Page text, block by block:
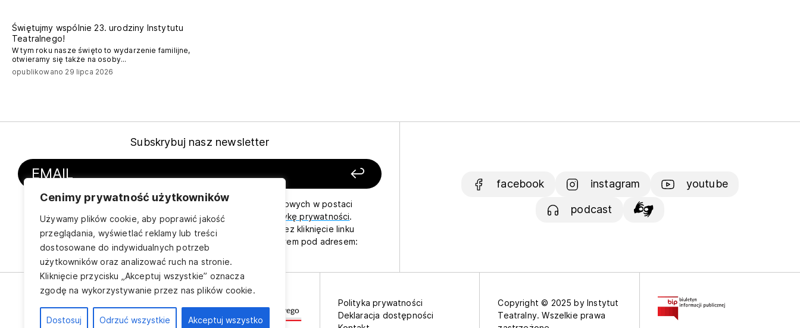
Cenimy prywatność użytkowników
Używamy plików cookie, aby poprawić jakość
przeglądania, wyświetlać reklamy lub treści
dostosowane do indywidualnych potrzeb
użytkowników oraz analizować ruch na stronie.
Kliknięcie przycisku „Akceptuj wszystkie” oznacza
zgodę na wykorzystywanie przez nas plików cookie.
Dostosuj Odrzuć wszystkie Akceptuj wszystko
Świętujmy wspólnie 23. urodziny Instytutu
Teatralnego!
W tym roku nasze święto to wydarzenie familijne,
otwieramy się także na osoby...
opublikowano 29 lipca 2026
Subskrybuj nasz newsletter
Wyrażam zgodę na przetwarzanie moich danych osobowych w postaci
adresu e-mail w celu wysyłkinewsletterai akceptuję politykę prywatności.
Wycofanie zgody możliwe jest w każdym momencie poprzez kliknięcie linku
rezygnacji w stopce wiadomości lub kontakt z administratorem pod adresem:
pr@instytut-teatralny.pl.
facebook instagram youtube
podcast
jest Narodową
Polityka prywatności
Deklaracja dostępności
Copyright © 2025 by Instytut
Teatralny. Wszelkie prawa